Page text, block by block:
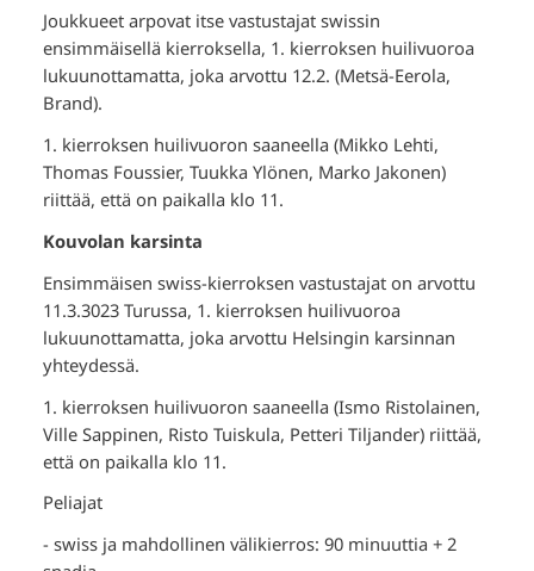
Joukkueet arpovat itse vastustajat swissin
ensimmäisellä kierroksella, 1. kierroksen huilivuoroa
lukuunottamatta, joka arvottu 12.2. (Metsä-Eerola,
Brand).
1. kierroksen huilivuoron saaneella (Mikko Lehti,
Thomas Foussier, Tuukka Ylönen, Marko Jakonen)
riittää, että on paikalla klo 11.
Kouvolan karsinta
Ensimmäisen swiss-kierroksen vastustajat on arvottu
11.3.3023 Turussa, 1. kierroksen huilivuoroa
lukuunottamatta, joka arvottu Helsingin karsinnan
yhteydessä.
1. kierroksen huilivuoron saaneella (Ismo Ristolainen,
Ville Sappinen, Risto Tuiskula, Petteri Tiljander) riittää,
että on paikalla klo 11.
Peliajat
- swiss ja mahdollinen välikierros: 90 minuuttia + 2